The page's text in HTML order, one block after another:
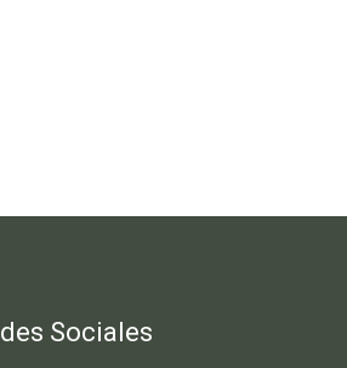
Sociales